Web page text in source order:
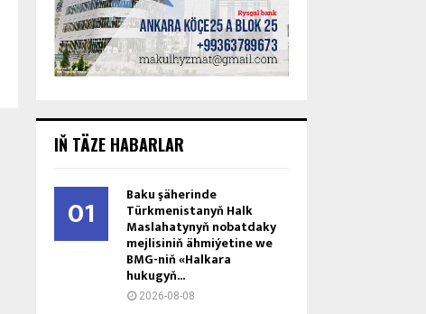
IŇ TÄZE HABARLAR
01 Baku şäherinde
Türkmenistanyň Halk
Maslahatynyň nobatdaky
mejlisiniň ähmiýetine we
BMG-niň «Halkara
hukugyň...
2026-08-08